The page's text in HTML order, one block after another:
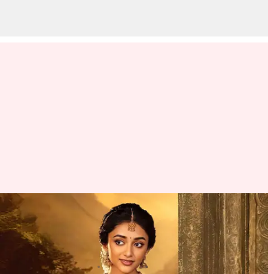
Preity Mukhundhan: అల్లు
అర్జున్ 'రాకా' ఛాన్స్ మిస్‌ చేసుకున్న
బ్యూటీ ఎవరంటే?
Moogati Shabari Jul 08, 2026 01:02 pm